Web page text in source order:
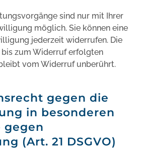
sind nur mit Ihrer
möglich. Sie können eine
jederzeit widerrufen. Die
zum Widerruf erfolgten
vom Widerruf unberührt.
gegen die
in besonderen
gegen
(Art. 21 DSGVO)